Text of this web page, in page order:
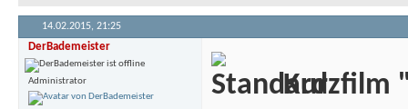
14.02.2015, 21:25
DerBademeister
Administrator Kurzfilm